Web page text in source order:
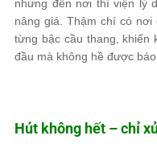
nhưng đến nơi thì viện lý
nâng giá. Thậm chí có
từng bậc cầu thang, khiến
đầu mà không hề được
Hút không hết – chỉ